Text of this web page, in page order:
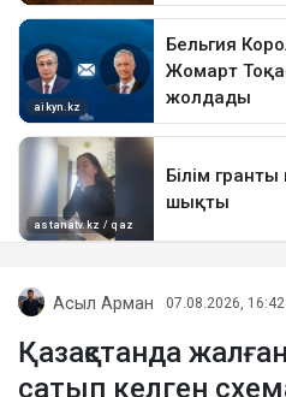
Асыл Арман 07.08.2026, 16:42
Қазақстанда
сатып келген